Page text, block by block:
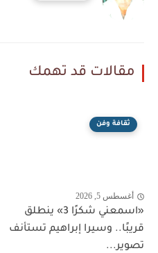
مقالات قد تهمك
ثقافة وفن
أغسطس 5, 2026
«اسمعني شكرًا 3» ينطلق
قريبًا.. وسيرا إبراهيم تستأنف
تصوير...